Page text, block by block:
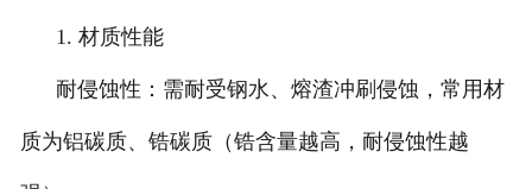
1. 材质性能
耐侵蚀性：需耐受钢水、熔渣冲刷侵蚀，常用材
质为铝碳质、锆碳质（锆含量越高，耐侵蚀性越